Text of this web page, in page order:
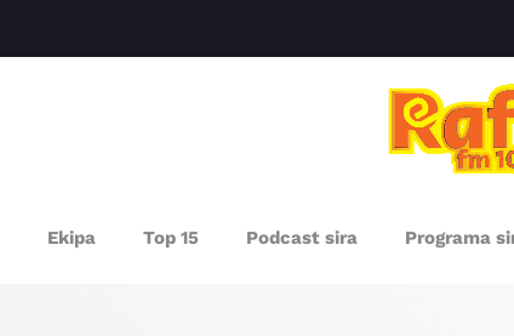
Ekipa Top 15 Podcast sira Programa